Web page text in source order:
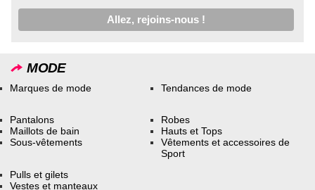
MODE
Marques de mode Tendances de mode
Pantalons
Maillots de bain
Sous-vêtements
Robes
Hauts et Tops
Vêtements et accessoires de
Sport
Pulls et gilets
Vestes et manteaux